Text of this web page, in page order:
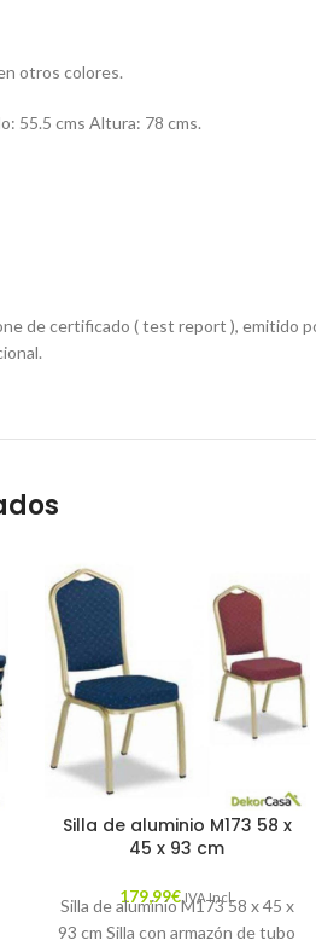
otros colores.
55.5 cms Altura: 78 cms.
de certificado ( test report ), emitido
Silla de aluminio M173 58 x
45 x 93 cm
179,99€ IVA Incl.
Silla de aluminio M173 58 x 45 x
93 cm Silla con armazón de tubo